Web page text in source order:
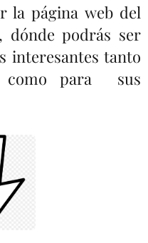
la página web del
dónde podrás ser
interesantes tanto
como para sus